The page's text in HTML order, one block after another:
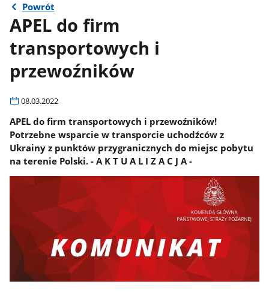
Powrót
APEL do firm
transportowych i
przewoźników
08.03.2022
APEL do firm transportowych i przewoźników!
Potrzebne wsparcie w transporcie uchodźców z
Ukrainy z punktów przygranicznych do miejsc pobytu
na terenie Polski. - A K T U A L I Z A C J A -